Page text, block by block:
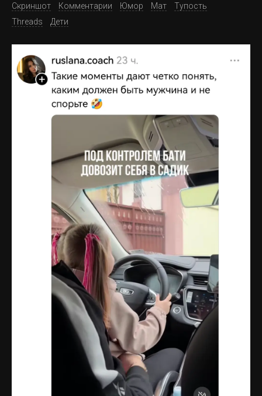
Скриншот Комментарии Юмор Мат
Тупость
Threads
Дети